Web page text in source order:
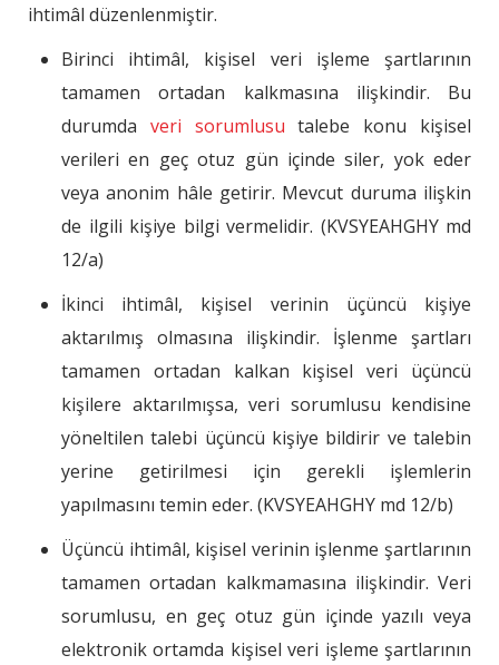
ihtimâl düzenlenmiştir.
Birinci ihtimâl, kişisel veri işleme şartlarının
tamamen ortadan kalkmasına ilişkindir. Bu
durumda veri sorumlusu talebe konu kişisel
verileri en geç otuz gün içinde siler, yok eder
veya anonim hâle getirir. Mevcut duruma ilişkin
de ilgili kişiye bilgi vermelidir. (KVSYEAHGHY md
12/a)
İkinci ihtimâl, kişisel verinin üçüncü kişiye
aktarılmış olmasına ilişkindir. İşlenme şartları
tamamen ortadan kalkan kişisel veri üçüncü
kişilere aktarılmışsa, veri sorumlusu kendisine
yöneltilen talebi üçüncü kişiye bildirir ve talebin
yerine getirilmesi için gerekli işlemlerin
yapılmasını temin eder. (KVSYEAHGHY md 12/b)
Üçüncü ihtimâl, kişisel verinin işlenme şartlarının
tamamen ortadan kalkmamasına ilişkindir. Veri
sorumlusu, en geç otuz gün içinde yazılı veya
elektronik ortamda kişisel veri işleme şartlarının